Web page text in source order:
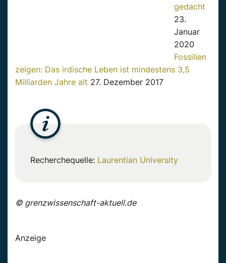
gedacht
23.
Januar
2020
Fossilien
zeigen: Das irdische Leben ist mindestens 3,5
Milliarden Jahre alt 27. Dezember 2017
Recherchequelle: Laurentian University
© grenzwissenschaft-aktuell.de
Anzeige